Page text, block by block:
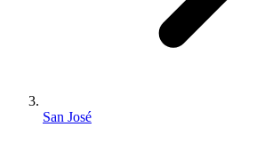
San José